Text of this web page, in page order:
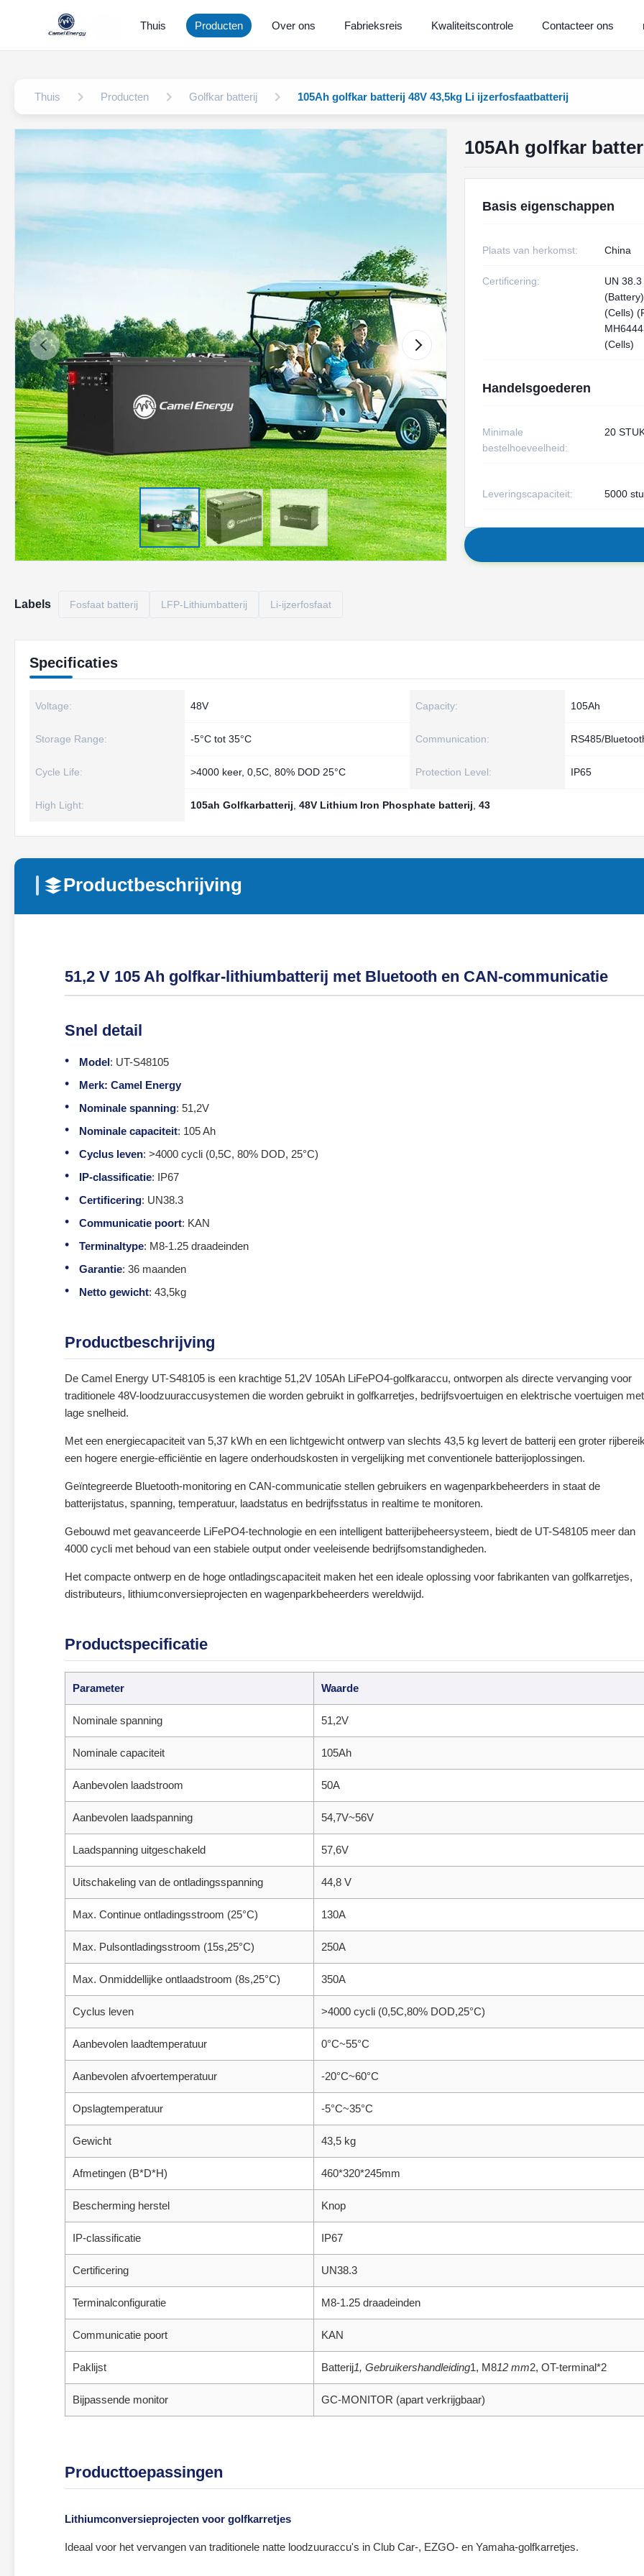
Thuis Producten Over ons Fabrieksreis Kwaliteitscontrole Contacteer ons
Thuis Producten Golfkar batterij 105Ah golfkar batterij 48V 43,5kg Li ijzerfosfaatbatterij
105Ah golfkar
Basis eigenschappen
Plaats van herkomst: China
Certificering:
UN 38.3
(Cells)
(Cells)
Handelsgoederen
Minimale
bestelhoeveelheid:
20
Leveringscapaciteit: 5000
Labels Fosfaat batterij LFP-Lithiumbatterij Li-ijzerfosfaat
Specificaties
Voltage: 48V Capacity: 105Ah
Storage Range: -5°C tot 35°C Communication: RS485/
Cycle Life: >4000 keer, 0,5C, 80% DOD 25°C Protection Level: IP65
High Light: 105ah Golfkarbatterij 48V Lithium Iron Phosphate batterij 43
Productbeschrijving
51,2 V 105 Ah golfkar-lithiumbatterij met Bluetooth en CAN-communicatie
Snel detail
Model: UT-S48105
Merk: Camel Energy
Nominale spanning: 51,2V
Nominale capaciteit: 105 Ah
Cyclus leven: >4000 cycli (0,5C, 80% DOD, 25°C)
IP-classificatie: IP67
Certificering: UN38.3
Communicatie poort: KAN
Terminaltype: M8-1.25 draadeinden
Garantie: 36 maanden
Netto gewicht: 43,5kg
Productbeschrijving
De Camel Energy UT-S48105 is een krachtige 51,2V 105Ah LiFePO4-golfkaraccu, ontworpen als directe vervanging voor
traditionele 48V-loodzuuraccusystemen die worden gebruikt in golfkarretjes, bedrijfsvoertuigen en elektrische voertuigen met
lage snelheid.
Met een energiecapaciteit van 5,37 kWh en een lichtgewicht ontwerp van slechts 43,5 kg levert de batterij een groter
een hogere energie-efficiëntie en lagere onderhoudskosten in vergelijking met conventionele batterijoplossingen.
Geïntegreerde Bluetooth-monitoring en CAN-communicatie stellen gebruikers en wagenparkbeheerders in staat de
batterijstatus, spanning, temperatuur, laadstatus en bedrijfsstatus in realtime te monitoren.
Gebouwd met geavanceerde LiFePO4-technologie en een intelligent batterijbeheersysteem, biedt de UT-S48105 meer dan
4000 cycli met behoud van een stabiele output onder veeleisende bedrijfsomstandigheden.
Het compacte ontwerp en de hoge ontladingscapaciteit maken het een ideale oplossing voor fabrikanten van golfkarretjes,
distributeurs, lithiumconversieprojecten en wagenparkbeheerders wereldwijd.
Productspecificatie
Parameter Waarde
Nominale spanning 51,2V
Nominale capaciteit 105Ah
Aanbevolen laadstroom 50A
Aanbevolen laadspanning 54,7V~56V
Laadspanning uitgeschakeld 57,6V
Uitschakeling van de ontladingsspanning 44,8 V
Max. Continue ontladingsstroom (25°C) 130A
Max. Pulsontladingsstroom (15s,25°C) 250A
Max. Onmiddellijke ontlaadstroom (8s,25°C) 350A
Cyclus leven >4000 cycli (0,5C,80% DOD,25°C)
Aanbevolen laadtemperatuur 0°C~55°C
Aanbevolen afvoertemperatuur -20°C~60°C
Opslagtemperatuur -5°C~35°C
Gewicht 43,5 kg
Afmetingen (B*D*H) 460*320*245mm
Bescherming herstel Knop
IP-classificatie IP67
Certificering UN38.3
Terminalconfiguratie M8-1.25 draadeinden
Communicatie poort KAN
Paklijst Batterij1, Gebruikershandleiding1, M812 mm2, OT-terminal*2
Bijpassende monitor GC-MONITOR (apart verkrijgbaar)
Producttoepassingen
Lithiumconversieprojecten voor golfkarretjes
Ideaal voor het vervangen van traditionele natte loodzuuraccu's in Club Car-, EZGO- en Yamaha-golfkarretjes.